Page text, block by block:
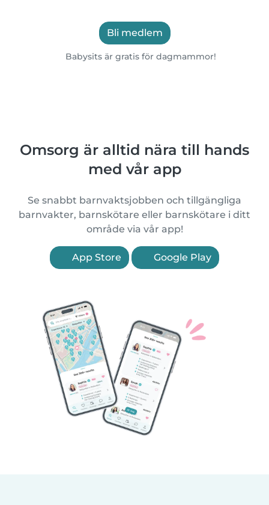
Bli medlem
Babysits är gratis för dagmammor!
Omsorg är alltid nära till hands
med vår app
Se snabbt barnvaktsjobben och tillgängliga
barnvakter, barnskötare eller barnskötare i ditt
område via vår app!
App Store Google Play